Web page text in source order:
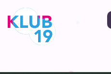
Ga
naar
inhoud